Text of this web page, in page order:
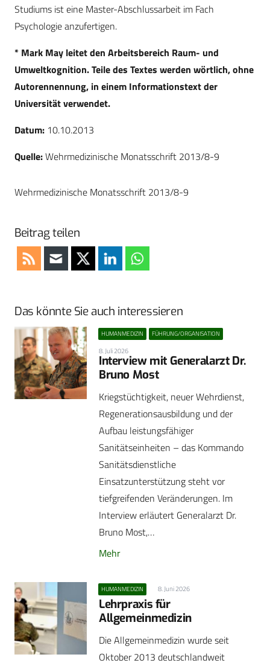
Studiums ist eine Master-Abschlussarbeit im Fach
Psychologie anzufertigen.
* Mark May leitet den Arbeitsbereich Raum- und
Umweltkognition.Teile des Textes werden wörtlich, ohne
Autorennennung, in einem Informationstext der
Universität verwendet.
Datum: 10.10.2013
Quelle:Wehrmedizinische Monatsschrift 2013/8-9
Wehrmedizinische Monatsschrift 2013/8-9
Beitrag teilen
Das könnte Sie auch interessieren
HUMANMEDIZIN FÜHRUNG/ORGANISATION
8. Juli 2026
Interview mit Generalarzt Dr.
Bruno Most
Kriegstüchtigkeit, neuer Wehrdienst,
Regenerationsausbildung und der
Aufbau leistungsfähiger
Sanitätseinheiten – das Kommando
Sanitätsdienstliche
Einsatzunterstützung steht vor
tiefgreifenden Veränderungen. Im
Interview erläutert Generalarzt Dr.
Bruno Most,…
Mehr
HUMANMEDIZIN 8. Juni 2026
Lehrpraxis für
Allgemeinmedizin
Die Allgemeinmedizin wurde seit
Oktober 2013 deutschlandweit